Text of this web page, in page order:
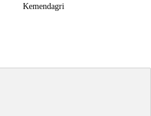
Kemendagri